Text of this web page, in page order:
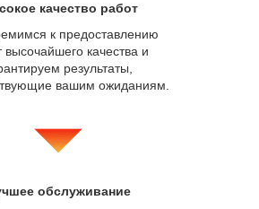
качество работ
к предоставлению
высочайшего качества и
результаты,
вашим ожиданиям.
обслуживание